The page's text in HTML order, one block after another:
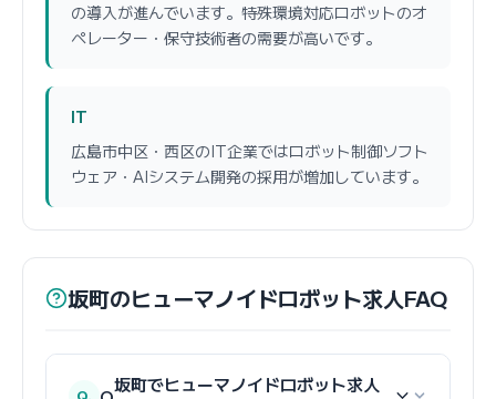
の導入が進んでいます。特殊環境対応ロボットのオ
ペレーター・保守技術者の需要が高いです。
IT
広島市中区・西区のIT企業ではロボット制御ソフト
ウェア・AIシステム開発の採用が増加しています。
坂町のヒューマノイドロボット求人FAQ
坂町でヒューマノイドロボット求人